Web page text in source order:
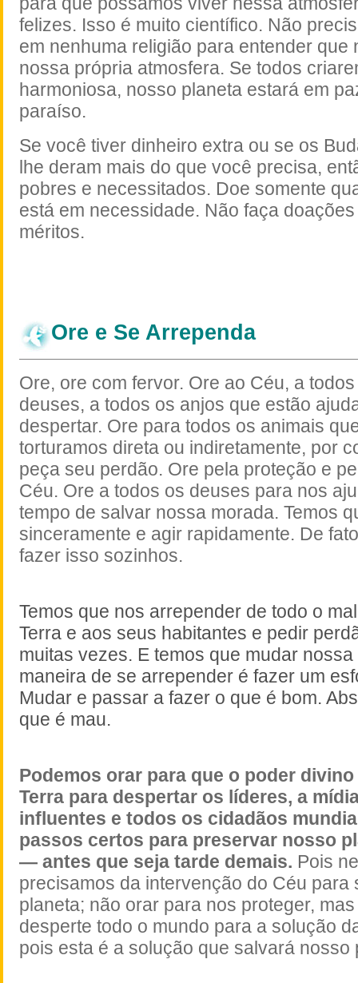
felizes. Isso é muito científico. Não
em nenhuma religião para entender que
nossa própria atmosfera. Se todos
harmoniosa, nosso planeta estará em
paraíso.
Se você tiver dinheiro extra ou se os
lhe deram mais do que você precisa,
pobres e necessitados. Doe somente
está em necessidade. Não faça
méritos.
Ore e Se Arrependa
Ore, ore com fervor. Ore ao Céu, a
deuses, a todos os anjos que estão
despertar. Ore para todos os animais
torturamos direta ou indiretamente, por
peça seu perdão. Ore pela proteção e
Céu. Ore a todos os deuses para nos
tempo de salvar nossa morada. Temos
sinceramente e agir rapidamente. De
fazer isso sozinhos.
Temos que nos arrepender de todo o
Terra e aos seus habitantes e pedir
muitas vezes. E temos que mudar
maneira de se arrepender é fazer um
Mudar e passar a fazer o que é bom.
que é mau.
Podemos orar para que o poder
Terra para despertar os líderes, a
influentes e todos os cidadãos
passos certos para preservar nosso
— antes que seja tarde demais. Pois
precisamos da intervenção do Céu para
planeta; não orar para nos proteger,
desperte todo o mundo para a solução
pois esta é a solução que salvará nosso